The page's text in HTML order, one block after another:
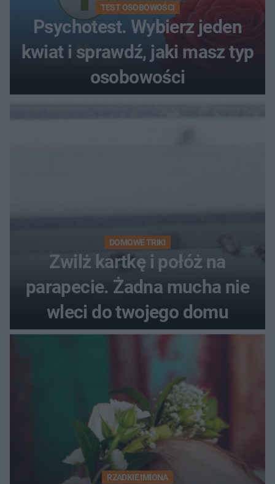
TEST OSOBOWOŚCI
Psychotest. Wybierz jeden
kwiat i sprawdź, jaki masz typ
osobowości
DOMOWE TRIKI
Zwilż kartkę i połóż na
parapecie. Żadna mucha nie
wleci do twojego domu
RZADKIE IMIONA